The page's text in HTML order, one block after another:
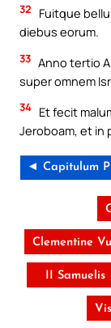
32
Fuitque
diebus eorum.
33 Anno tertio
super omnem
34 Et fecit
Jeroboam, et in
◄ Capitulum
Clementine
II Samuelis